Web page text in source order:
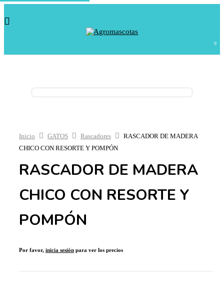
0
Inicio GATOS Rascadores
RASCADOR DE MADERA
CHICO CON RESORTE Y POMPÓN
RASCADOR DE MADERA
CHICO CON RESORTE Y
POMPÓN
Por favor, inicia sesión para ver los precios